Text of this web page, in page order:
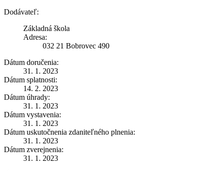
Dodávateľ:
Základná škola
Adresa:
032 21 Bobrovec 490
Dátum doručenia:
31. 1. 2023
Dátum splatnosti:
14. 2. 2023
Dátum úhrady:
31. 1. 2023
Dátum vystavenia:
31. 1. 2023
Dátum uskutočnenia zdaniteľného plnenia:
31. 1. 2023
Dátum zverejnenia:
31. 1. 2023